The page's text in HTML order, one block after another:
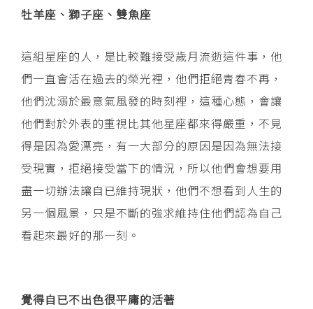
牡羊座、獅子座、雙魚座
這組星座的人，是比較難接受歲月流逝這件事，他
們一直會活在過去的榮光裡，他們拒絕青春不再，
他們沈溺於最意氣風發的時刻裡，這種心態，會讓
他們對於外表的重視比其他星座都來得嚴重，不見
得是因為愛漂亮，有一大部分的原因是因為無法接
受現實，拒絕接受當下的情況，所以他們會想要用
盡一切辦法讓自已維持現狀，他們不想看到人生的
另一個風景，只是不斷的強求維持住他們認為自己
看起來最好的那一刻。
覺得自已不出色很平庸的活著